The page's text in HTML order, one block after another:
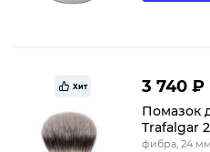
Хит 3 740 ₽
Помазок
Trafalgar 2
фибра, 24 мм